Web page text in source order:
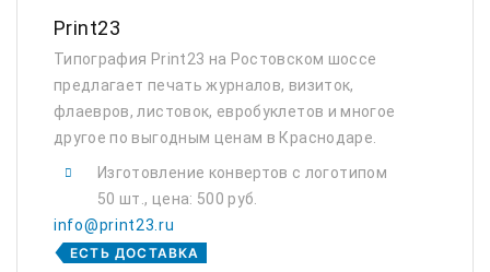
Print23
Типография Print23 на Ростовском шоссе
предлагает печать журналов, визиток,
флаевров, листовок, евробуклетов и многое
другое по выгодным ценам в Краснодаре.
Изготовление конвертов с логотипом
50 шт., цена: 500 руб.
info@print23.ru
ЕСТЬ ДОСТАВКА